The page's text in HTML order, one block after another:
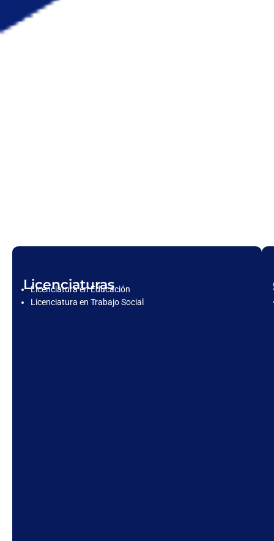
Licenciaturas
Licenciatura en Educación
Licenciatura en Trabajo Social